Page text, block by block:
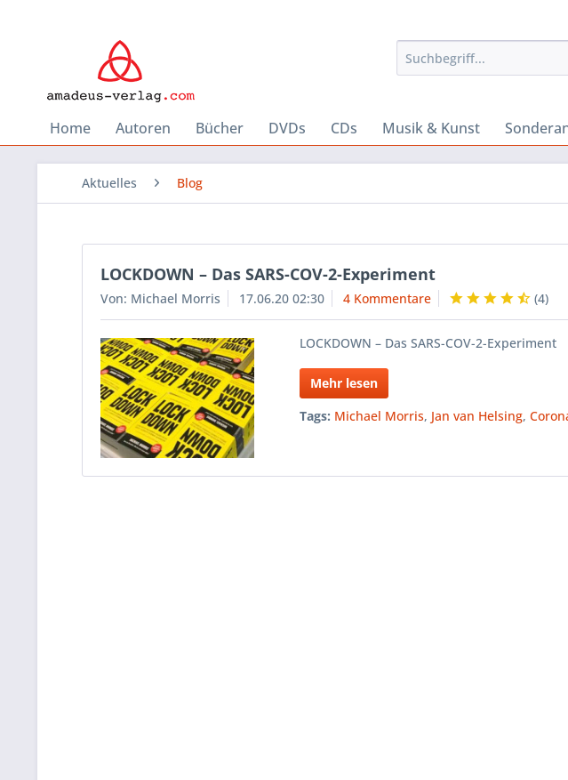
Home Autoren Bücher DVDs CDs Musik & Kunst
Aktuelles Blog
LOCKDOWN – Das SARS-COV-2-Experiment
Von: Michael Morris 17.06.20 02:30 4 Kommentare (4)
LOCKDOWN – Das SARS-COV-2-Experiment
Mehr lesen
Tags: Michael Morris, Jan van Helsing,